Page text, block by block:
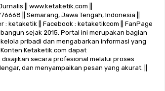
|| www.ketaketik.com ||
|| Semarang, Jawa Tengah, Indonesia ||
: ketaketik || Facebook : ketaketikcom || FanPage
sejak 2015. Portal ini merupakan bagian
pribadi dan mengabarkan informasi yang
Ketaketik.com dapat
secara profesional melalui proses
dan menyampaikan pesan yang akurat. ||